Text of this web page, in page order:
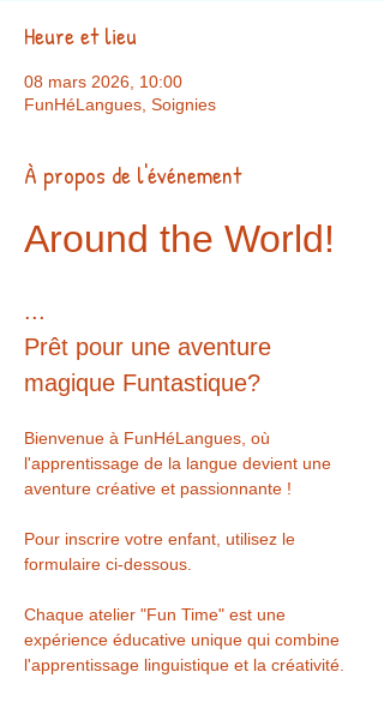
Heure et lieu
08 mars 2026, 10:00
FunHéLangues, Soignies
À propos de l'événement
Around the World!
...
Prêt pour une aventure
magique Funtastique?
Bienvenue à FunHéLangues, où
l'apprentissage de la langue devient une
aventure créative et passionnante !
Pour inscrire votre enfant, utilisez le
formulaire ci-dessous.
Chaque atelier "Fun Time" est une
expérience éducative unique qui combine
l'apprentissage linguistique et la créativité.